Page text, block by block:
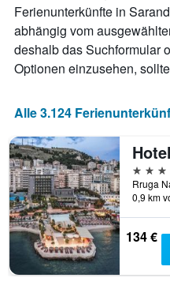
1
X-
Achse,
die
die
Tage
dem
Aufenthalt
anzeigt
Das
Diagramm
hat
1
Y-
Achse,
die
Ferienunterkünfte in
abhängig vom
deshalb das Suchformular
Optionen einzusehen,
Alle 3.124
5
0,9 km
134 €